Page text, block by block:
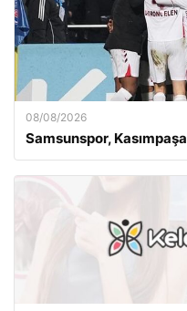
08/08/2026
Samsunspor,